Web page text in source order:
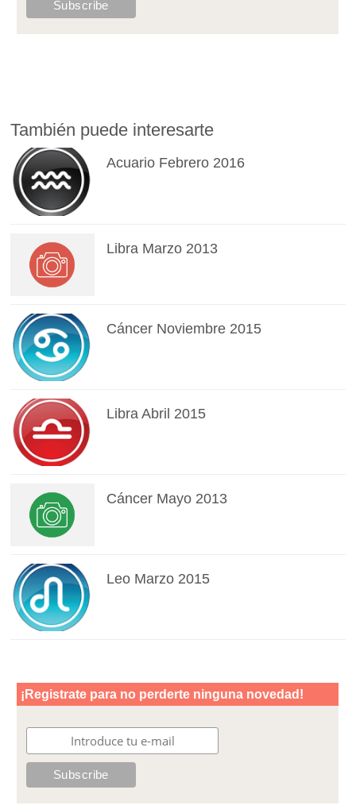
También puede interesarte
Acuario Febrero 2016
Libra Marzo 2013
Cáncer Noviembre 2015
Libra Abril 2015
Cáncer Mayo 2013
Leo Marzo 2015